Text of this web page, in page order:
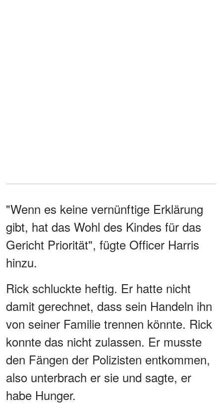
"Wenn es keine vernünftige Erklärung
gibt, hat das Wohl des Kindes für das
Gericht Priorität", fügte Officer Harris
hinzu.
Rick schluckte heftig. Er hatte nicht
damit gerechnet, dass sein Handeln ihn
von seiner Familie trennen könnte. Rick
konnte das nicht zulassen. Er musste
den Fängen der Polizisten entkommen,
also unterbrach er sie und sagte, er
habe Hunger.